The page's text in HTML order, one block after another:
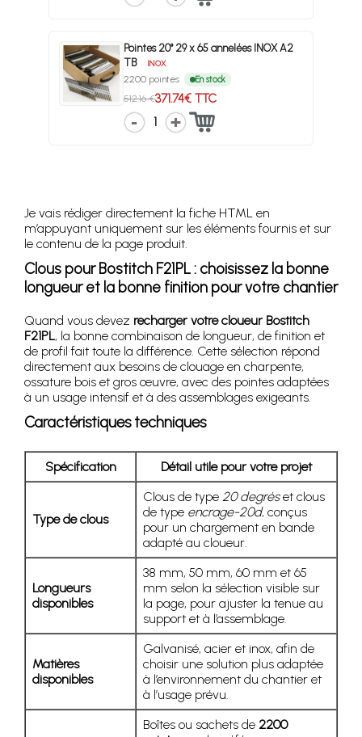
Pointes 20° 29 x 65 annelées INOX A2
TB
INOX
2200 pointes En stock
512.16 €371.74€ TTC
1
Je vais rédiger directement la fiche HTML en
m’appuyant uniquement sur les éléments fournis et sur
le contenu de la page produit.
Clous pour Bostitch F21PL : choisissez la bonne
longueur et la bonne finition pour votre chantier
Quand vous devez recharger votre cloueur Bostitch
F21PL, la bonne combinaison de longueur, de finition et
de profil fait toute la différence. Cette sélection répond
directement aux besoins de clouage en charpente,
ossature bois et gros œuvre, avec des pointes adaptées
à un usage intensif et à des assemblages exigeants.
Caractéristiques techniques
Spécification Détail utile pour votre projet
Type de clous
Clous de type 20 degréset clous
de type encrage-20d, conçus
pour un chargement en bande
adapté au cloueur.
Longueurs
disponibles
38 mm, 50 mm, 60 mm et 65
mm selon la sélection visible sur
la page, pour ajuster la tenue au
support et à l’assemblage.
Matières
disponibles
Galvanisé, acier et inox, afin de
choisir une solution plus adaptée
à l’environnement du chantier et
à l’usage prévu.
Boîtes ou sachets de 2200